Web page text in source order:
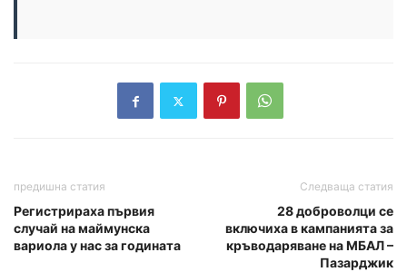
предишна статия
Регистрираха първия
случай на маймунска
вариола у нас за годината
Следваща статия
28 доброволци се
включиха в кампанията за
кръводаряване на МБАЛ –
Пазарджик